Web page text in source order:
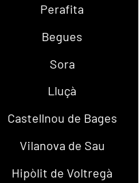
Perafita
Begues
Sora
Lluçà
Castellnou de Bages
Vilanova de Sau
Hipòlit de Voltregà